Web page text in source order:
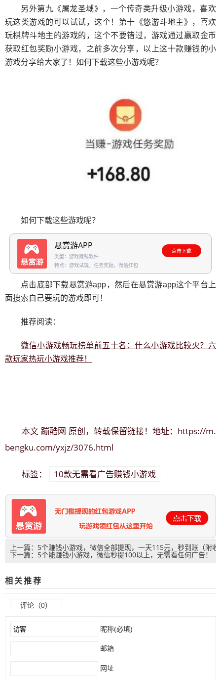
另外第九《屠龙圣域》，一个传奇类升级小游戏，喜欢
玩这类游戏的可以试试，这个！第十《悠游斗地主》，喜欢
玩棋牌斗地主的游戏的，这个不要错过，游戏通过赢取金币
获取红包奖励小游戏，之前多次分享，以上这十款赚钱的小
游戏分享给大家了！如何下载这些小游戏呢？
如何下载这些游戏呢？
悬赏游APP
类型：游戏赚钱软件
特点：游戏试玩，任务奖励，微信红包
点击下载
点击底部下载悬赏游app，然后在悬赏游app这个平台上
面搜索自己要玩的游戏即可！
推荐阅读：
微信小游戏畅玩榜单前五十名：什么小游戏比较火？六
款玩家热玩小游戏推荐！
本文 蹦酷网 原创，转载保留链接！地址： https://m.
bengku.com/yxjz/3076.html
标签： 10款无需看广告赚钱小游戏
上一篇：5个赚钱小游戏，微信全部提现，一天115元，秒到账（附收
款图）
下一篇：5个能赚钱小游戏，微信秒提100以上，无需看任何广告！
相关推荐
评论（0）
昵称(必填)
邮箱
网址